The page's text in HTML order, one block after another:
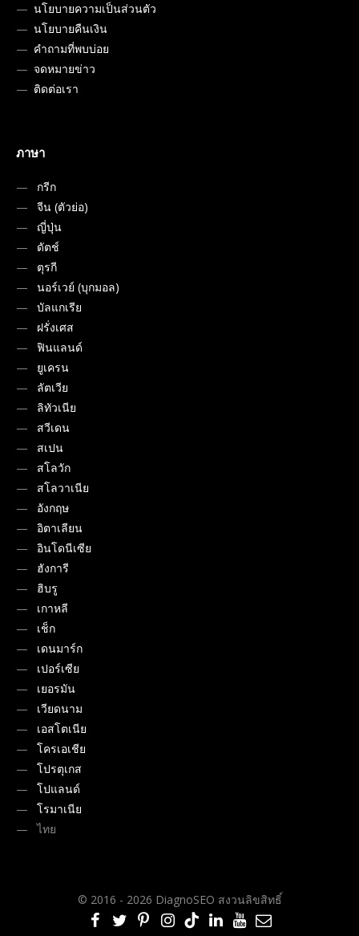
นโยบายความเป็นส่วนตัว
นโยบายคืนเงิน
คำถามที่พบบ่อย
จดหมายข่าว
ติดต่อเรา
ภาษา
กรีก
จีน (ตัวย่อ)
ญี่ปุ่น
ดัตช์
ตุรกี
นอร์เวย์ (บุกมอล)
บัลแกเรีย
ฝรั่งเศส
ฟินแลนด์
ยูเครน
ลัตเวีย
ลิทัวเนีย
สวีเดน
สเปน
สโลวัก
สโลวาเนีย
อังกฤษ
อิตาเลียน
อินโดนีเซีย
ฮังการี
ฮิบรู
เกาหลี
เช็ก
เดนมาร์ก
เปอร์เซีย
เยอรมัน
เวียดนาม
เอสโตเนีย
โครเอเชีย
โปรตุเกส
โปแลนด์
โรมาเนีย
ไทย
© 2016 - 2026 DiagnoSEO สงวนลิขสิทธิ์